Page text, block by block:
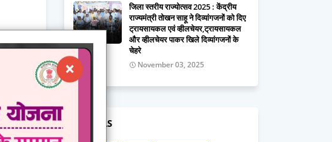
जिला स्तरीय राज्योत्सव 2025 : केंद्रीय
राज्यमंत्री तोखन साहू ने दिव्यांगजनों को दिए
ट्रायसायकल एवं व्हीलचेयर,ट्रायसायकल
और व्हीलचेयर पाकर खिले दिव्यांगजनों के
चेहरे
November 03, 2025
LABELS